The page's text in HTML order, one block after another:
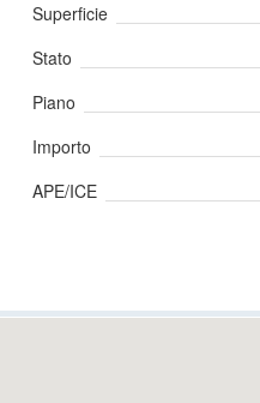
Superficie
Stato
Piano
Importo
APE/ICE